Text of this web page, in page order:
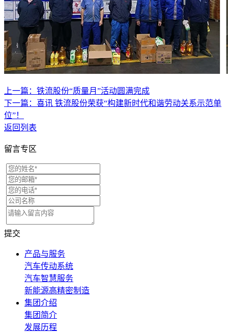
上一篇：铁流股份“质量月”活动圆满完成
下一篇：喜讯 铁流股份荣获“构建新时代和谐劳动关系示范单
位”！
返回列表
留言专区
提交
产品与服务
汽车传动系统
汽车智慧服务
新能源高精密制造
集团介绍
集团简介
发展历程